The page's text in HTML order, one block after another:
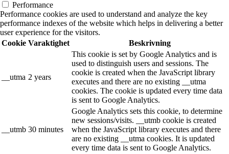
Performance
Performance cookies are used to understand and analyze the key
performance indexes of the website which helps in delivering a better
user experience for the visitors.
Cookie Varaktighet Beskrivning
__utma 2 years
This cookie is set by Google Analytics and is
used to distinguish users and sessions. The
cookie is created when the JavaScript library
executes and there are no existing __utma
cookies. The cookie is updated every time data
is sent to Google Analytics.
__utmb 30 minutes
Google Analytics sets this cookie, to determine
new sessions/visits. __utmb cookie is created
when the JavaScript library executes and there
are no existing __utma cookies. It is updated
every time data is sent to Google Analytics.